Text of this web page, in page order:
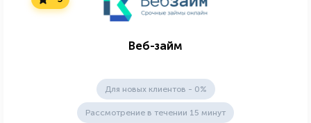
Веб-займ
Для новых клиентов - 0%
Рассмотрение в течении 15 минут